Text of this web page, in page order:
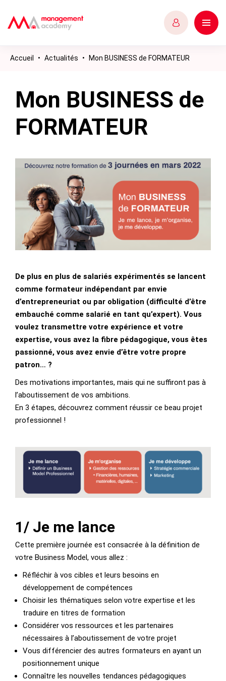
Accueil • Actualités • Mon BUSINESS de FORMATEUR
Mon BUSINESS de
FORMATEUR
De plus en plus de salariés expérimentés se lancent
comme formateur indépendant par envie
d’entrepreneuriat ou par obligation (difficulté d’être
embauché comme salarié en tant qu’expert). Vous
voulez transmettre votre expérience et votre
expertise, vous avez la fibre pédagogique, vous êtes
passionné, vous avez envie d’être votre propre
patron… ?
Des motivations importantes, mais qui ne suffiront pas à
l’aboutissement de vos ambitions.
En 3 étapes, découvrez comment réussir ce beau projet
professionnel !
1/ Je me lance
Cette première journée est consacrée à la définition de
votre Business Model, vous allez :
Réfléchir à vos cibles et leurs besoins en
développement de compétences
Choisir les thématiques selon votre expertise et les
traduire en titres de formation
Considérer vos ressources et les partenaires
nécessaires à l’aboutissement de votre projet
Vous différencier des autres formateurs en ayant un
positionnement unique
Connaître les nouvelles tendances pédagogiques